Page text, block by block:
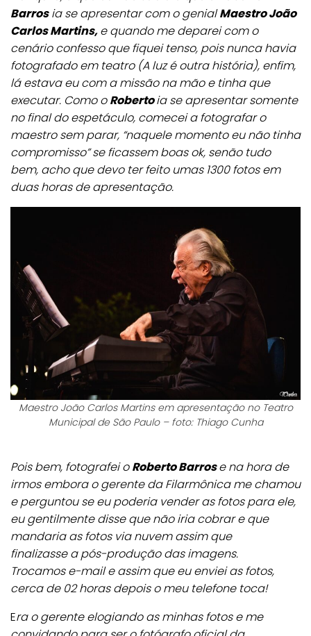
Barrosia se apresentar com o genialMaestro João
Carlos Martins,e quando me deparei com o
cenário confesso que fiquei tenso, pois nunca havia
fotografado em teatro (A luz é outra história), enfim,
lá estava eu com a missão na mão e tinha que
executar. Como oRobertoia se apresentar somente
no final do espetáculo, comecei a fotografar o
maestro sem parar, “naquele momento eu não tinha
compromisso” se ficassem boas ok, senão tudo
bem, acho que devo ter feito umas 1300 fotos em
duas horas de apresentação.
Maestro João Carlos Martins em apresentação no Teatro
Municipal de São Paulo – foto: Thiago Cunha
Pois bem, fotografei oRoberto Barrose na hora de
irmos embora o gerente da Filarmônica me chamou
e perguntou se eu poderia vender as fotos para ele,
eu gentilmente disse que não iria cobrar e que
mandaria as fotos via nuvem assim que
finalizasse a pós-produção das imagens.
Trocamos e-mail e assim que eu enviei as fotos,
cerca de 02 horas depois o meu telefone toca!
Era o gerente elogiando as minhas fotos e me